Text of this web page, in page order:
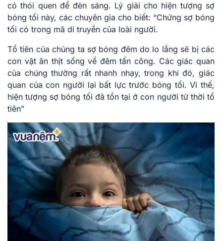
có thói quen để đèn sáng. Lý giải cho hiện tượng sợ
bóng tối này, các chuyên gia cho biết: “Chứng sợ bóng
tối có trong mã di truyền của loài người.
Tổ tiên của chúng ta sợ bóng đêm do lo lắng sẽ bị các
con vật ăn thịt sống về đêm tấn công. Các giác quan
của chúng thường rất nhanh nhạy, trong khi đó, giác
quan của con người lại bất lực trước bóng tối. Vì thế,
hiện tượng sợ bóng tối đã tồn tại ở con người từ thời tổ
tiên”